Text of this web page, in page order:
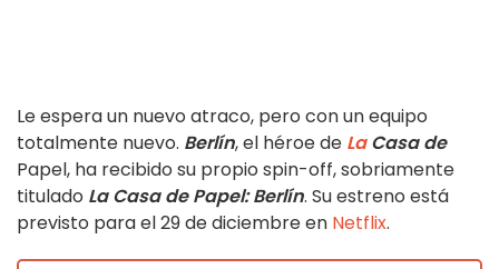
Le espera un nuevo atraco, pero con un equipo
totalmente nuevo. Berlín, el héroe de La Casa de
Papel, ha recibido su propio spin-off, sobriamente
titulado La Casa de Papel: Berlín. Su estreno está
previsto para el 29 de diciembre en Netflix.